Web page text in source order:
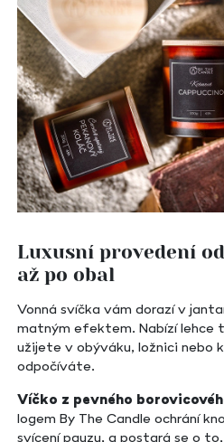
Luxusní provedení
až po obal
Vonná svíčka vám dorazí v
matným efektem. Nabízí lehce
užijete v obýváku, ložnici nebo
odpočíváte.
Víčko z pevného
logem By The Candle ochrání
svícení pauzu, a postará se o